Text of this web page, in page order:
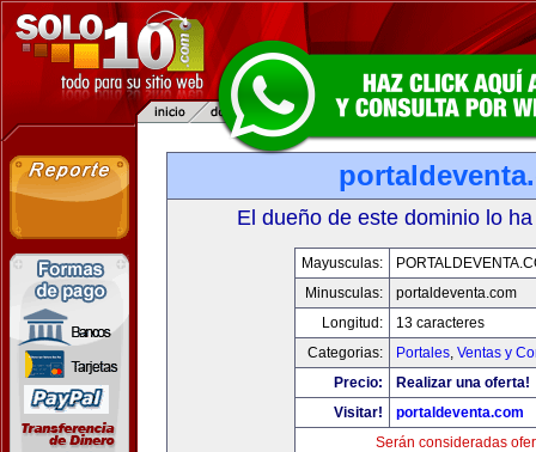
El dueño de este dominio lo
Mayusculas:
Minusculas:
portaldeventa.com
Longitud:
13 caracteres
Categorias:
Portales, Ventas y
Precio:
Realizar una oferta!
Visitar!
portaldeventa.com
Serán consideradas